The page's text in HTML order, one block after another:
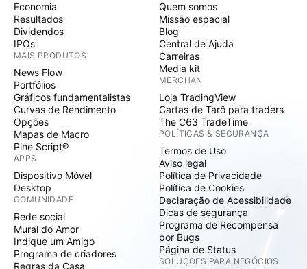
Economia
Resultados
Dividendos
IPOs
MAIS PRODUTOS
News Flow
Portfólios
Gráficos fundamentalistas
Curvas de Rendimento
Opções
Mapas de Macro
Pine Script®
APPS
Dispositivo Móvel
Desktop
COMUNIDADE
Rede social
Mural do Amor
Indique um Amigo
Programa de criadores
Regras da Casa
Quem somos
Missão espacial
Blog
Central de Ajuda
Carreiras
Media kit
MERCHAN
Loja TradingView
Cartas de Tarô para traders
The C63 TradeTime
POLÍTICAS & SEGURANÇA
Termos de Uso
Aviso legal
Política de Privacidade
Política de Cookies
Declaração de Acessibilidade
Dicas de segurança
Programa de Recompensa
por Bugs
Página de Status
SOLUÇÕES PARA NEGÓCIOS